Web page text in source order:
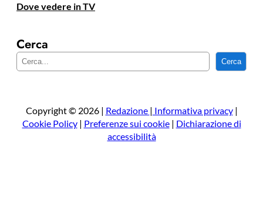
Dove vedere in TV
Cerca
e
a
Cerca
Copyright © 2026 | Redazione | Informativa privacy|
Cookie Policy| Preferenze sui cookie| Dichiarazione di
accessibilità